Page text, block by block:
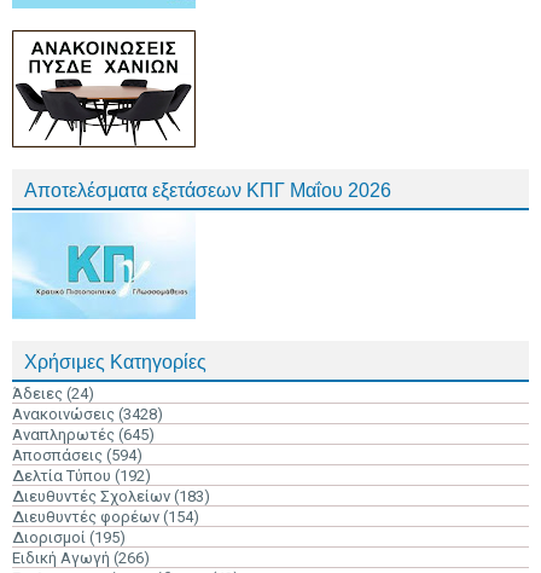
Αποτελέσματα εξετάσεων ΚΠΓ Μαΐου 2026
Χρήσιμες Κατηγορίες
Άδειες (24)
Ανακοινώσεις (3428)
Αναπληρωτές (645)
Αποσπάσεις (594)
Δελτία Τύπου (192)
Διευθυντές Σχολείων (183)
Διευθυντές φορέων (154)
Διορισμοί (195)
Ειδική Αγωγή (266)